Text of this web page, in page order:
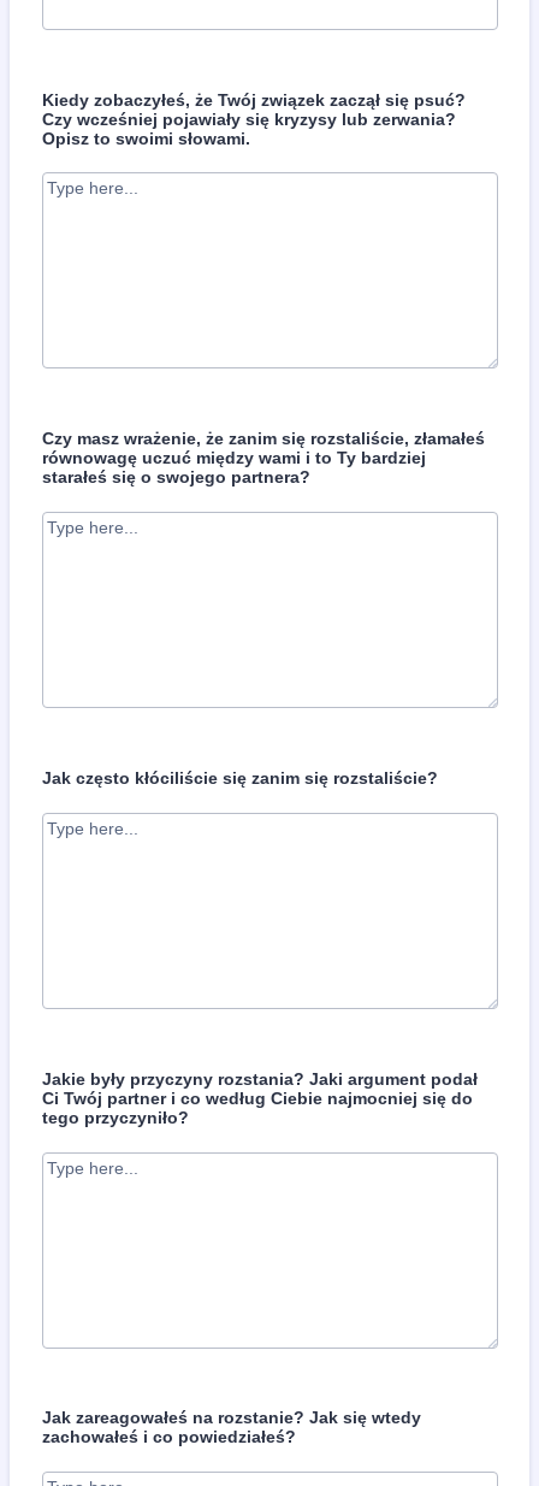
Kiedy zobaczyłeś, że Twój związek zaczął się psuć?
Czy wcześniej pojawiały się kryzysy lub zerwania?
Opisz to swoimi słowami.
Czy masz wrażenie, że zanim się rozstaliście, złamałeś
równowagę uczuć między wami i to Ty bardziej
starałeś się o swojego partnera?
Jak często kłóciliście się zanim się rozstaliście?
Jakie były przyczyny rozstania? Jaki argument podał
Ci Twój partner i co według Ciebie najmocniej się do
tego przyczyniło?
Jak zareagowałeś na rozstanie? Jak się wtedy
zachowałeś i co powiedziałeś?